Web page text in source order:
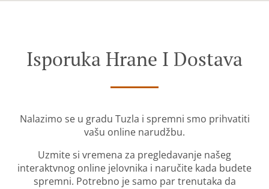
Isporuka Hrane I Dostava
Nalazimo se u gradu Tuzla i spremni smo prihvatiti
vašu online narudžbu.
Uzmite si vremena za pregledavanje našeg
interaktvnog online jelovnika i naručite kada budete
spremni. Potrebno je samo par trenutaka da